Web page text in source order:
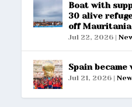
Boat with
30 alive
off Mauritania
Jul 22, 2026 |
Spain became
Jul 21, 2026 |